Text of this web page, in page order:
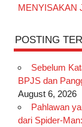
MENYISAKAN
POSTING
Sebelum
BPJS dan
August 6, 2026
Pahlawan
dari Spider-